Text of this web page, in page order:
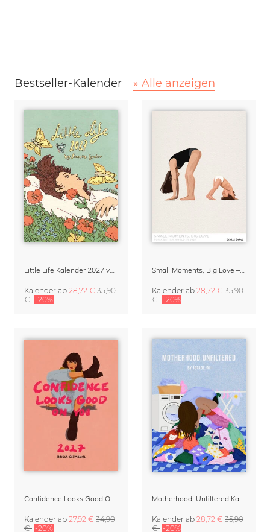
Bestseller-Kalender » Alle anzeigen
Kalender ab 28,72 € 35,90
€ -20%
Kalender ab 28,72 € 35,90
€ -20%
Kalender ab 27,92 € 34,90
€ -20%
Kalender ab 28,72 € 35,90
€ -20%